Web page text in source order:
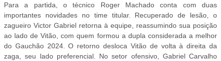
Para a partida, o técnico Roger Machado conta com duas
importantes novidades no time titular. Recuperado de lesão, o
zagueiro Victor Gabriel retorna à equipe, reassumindo sua posição
ao lado de Vitão, com quem formou a dupla considerada a melhor
do Gauchão 2024. O retorno desloca Vitão de volta à direita da
zaga, seu lado preferencial. No setor ofensivo, Gabriel Carvalho